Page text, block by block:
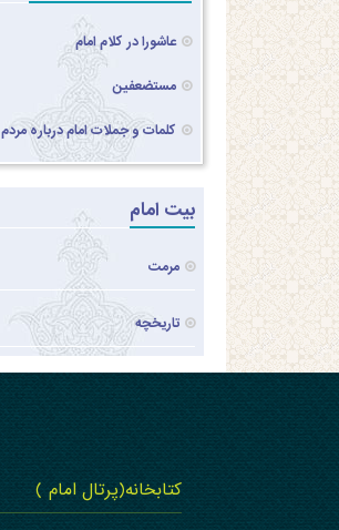
عاشورا در کلام امام
مستضعفین
کلمات و جملات امام درباره مردم
بیت امام
مرمت
تاریخچه
کتابخانه(پرتال امام )